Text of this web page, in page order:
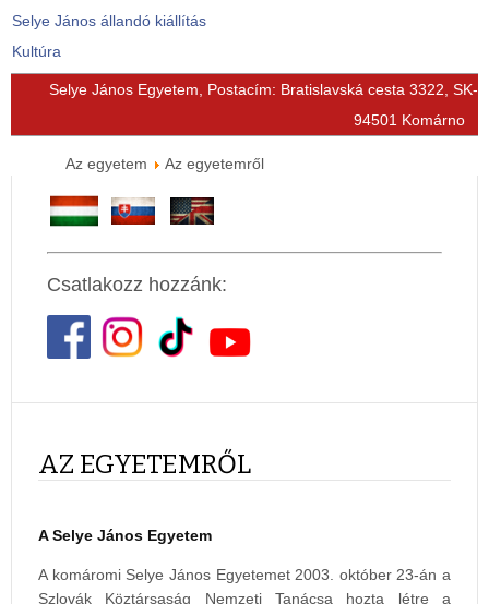
Selye János állandó kiállítás
Kultúra
© FreeJoomla! 3 Modules - by VinaGecko.com
Selye János Egyetem, Postacím: Bratislavská cesta 3322, SK-
94501 Komárno
Az egyetem Az egyetemről
Csatlakozz hozzánk:
AZ EGYETEMRŐL
A Selye János Egyetem
A komáromi Selye János Egyetemet 2003. október 23-án a
Szlovák Köztársaság Nemzeti Tanácsa hozta létre a